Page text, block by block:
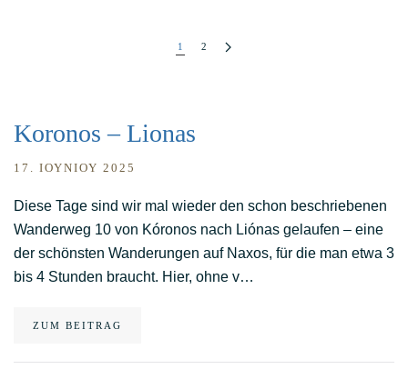
1 2
Koronos – Lionas
17. ΙΟΥΝΊΟΥ 2025
Diese Tage sind wir mal wieder den schon beschriebenen
Wanderweg 10 von Kóronos nach Liónas gelaufen – eine
der schönsten Wanderungen auf Naxos, für die man etwa 3
bis 4 Stunden braucht. Hier, ohne v…
ZUM BEITRAG